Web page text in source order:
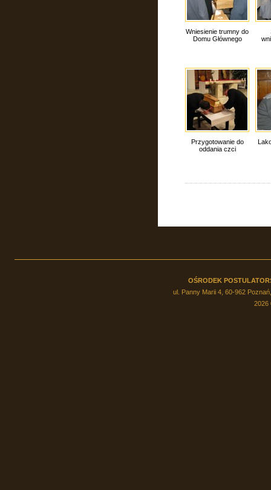
Wniesienie trumny do
Domu Głównego
Przygotowanie do
oddania czci
OŚRODEK
ul. Panny Marii 4, 60-962
2026